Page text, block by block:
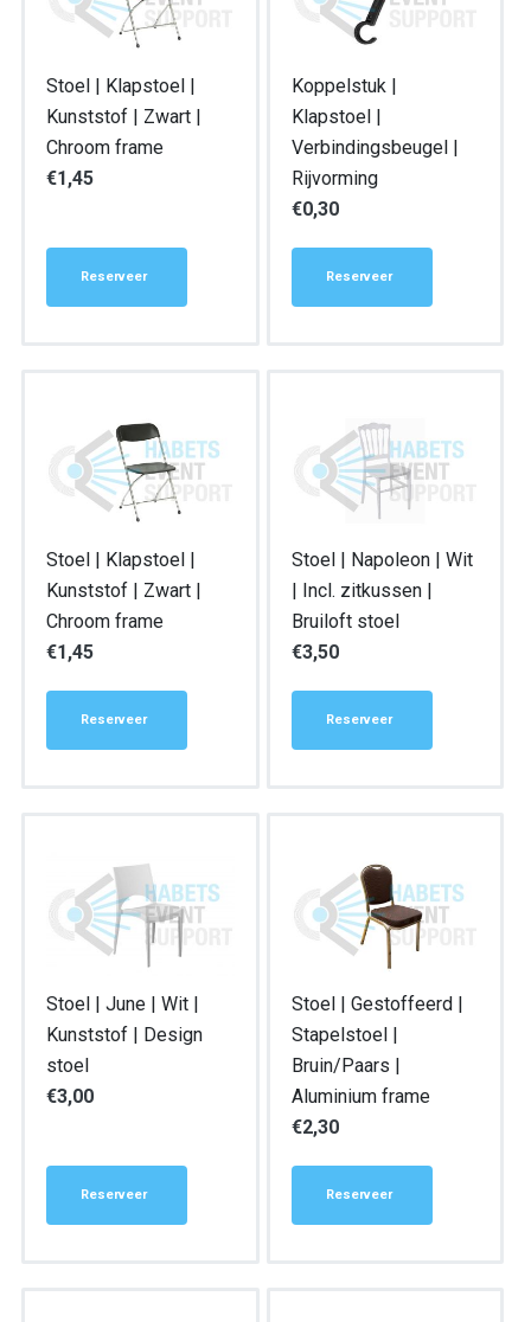
Stoel | Klapstoel |
Kunststof | Zwart |
Chroom frame
€1,45
Reserveer
Koppelstuk |
Klapstoel |
Verbindingsbeugel |
Rijvorming
€0,30
Reserveer
Stoel | Klapstoel |
Kunststof | Zwart |
Chroom frame
€1,45
Reserveer
Stoel | Napoleon | Wit
| Incl. zitkussen |
Bruiloft stoel
€3,50
Reserveer
Stoel | June | Wit |
Kunststof | Design
stoel
€3,00
Reserveer
Stoel | Gestoffeerd |
Stapelstoel |
Bruin/Paars |
Aluminium frame
€2,30
Reserveer